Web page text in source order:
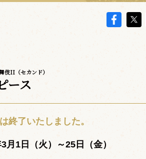
伎II（セカンド）
ース
終了いたしました。
月1日（火）～25日（金）